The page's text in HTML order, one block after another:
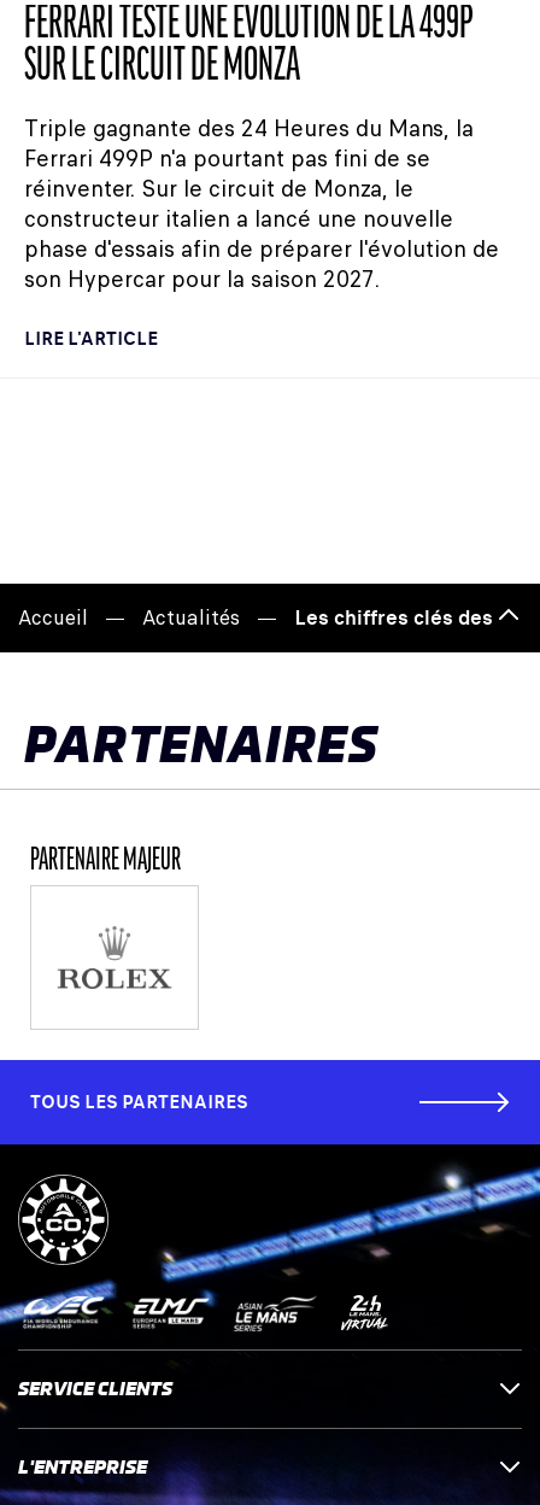
FERRARI TESTE UNE ÉVOLUTION DE LA 499P
SUR LE CIRCUIT DE MONZA
Triple gagnante des 24 Heures du Mans, la
Ferrari 499P n'a pourtant pas fini de se
réinventer. Sur le circuit de Monza, le
constructeur italien a lancé une nouvelle
phase d'essais afin de préparer l'évolution de
son Hypercar pour la saison 2027.
LIRE L'ARTICLE
Accueil Actualités Les chiffres clés des
de
PARTENAIRES
PARTENAIRE MAJEUR
TOUS LES PARTENAIRES
SERVICE CLIENTS
L'ENTREPRISE